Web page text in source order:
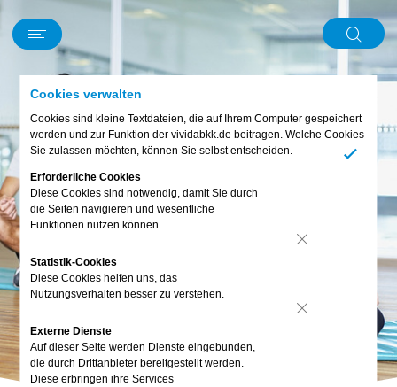
Cookies verwalten
Cookies sind kleine Textdateien, die auf Ihrem Computer gespeichert
werden und zur Funktion der vividabkk.de beitragen. Welche Cookies
Sie zulassen möchten, können Sie selbst entscheiden.
Erforderliche Cookies
Diese Cookies sind notwendig, damit Sie durch
die Seiten navigieren und wesentliche
Funktionen nutzen können.
Statistik-Cookies
Diese Cookies helfen uns, das
Nutzungsverhalten besser zu verstehen.
Externe Dienste
Auf dieser Seite werden Dienste eingebunden,
die durch Drittanbieter bereitgestellt werden.
Diese erbringen ihre Services
Kurz und knapp
Abo & Gewinnspiel